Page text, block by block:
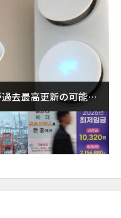
去最高更新の可能性